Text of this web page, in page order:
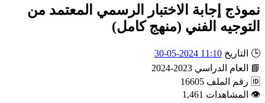
نموذج إجابة الاختبار الرسمي المعتمد من
التوجيه الفني (منهج كامل)
🕒 التاريخ 11:10 2024-05-30
📘
العام الدراسي 2023-2024
🆔 رقم الملف 16605
👁
المشاهدات 1,461